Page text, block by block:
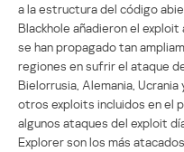
a la estructura del código
Blackhole añadieron el
se han propagado tan
regiones en sufrir el ataque
Bielorrusia, Alemania,
otros exploits incluidos en el
algunos ataques del exploit
Explorer son los más